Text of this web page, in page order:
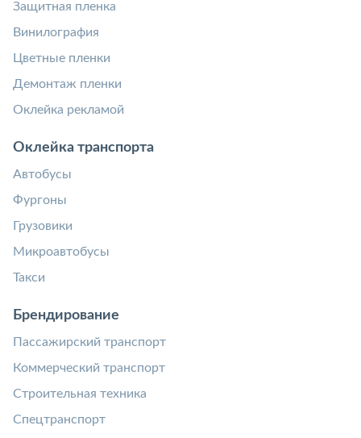
Защитная пленка
Винилография
Цветные пленки
Демонтаж пленки
Оклейка рекламой
Оклейка транспорта
Автобусы
Фургоны
Грузовики
Микроавтобусы
Такси
Брендирование
Пассажирский транспорт
Коммерческий транспорт
Строительная техника
Спецтранспорт